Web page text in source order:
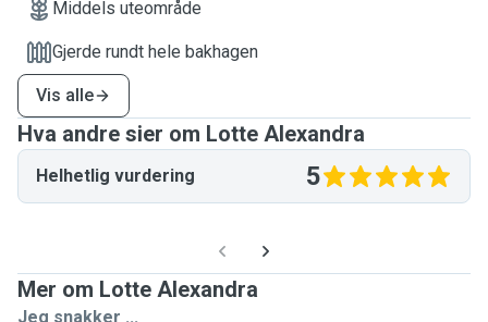
Middels uteområde
Gjerde rundt hele bakhagen
Vis alle
Hva andre sier om Lotte Alexandra
Helhetlig vurdering 5
Mer om Lotte Alexandra
Jeg snakker ...